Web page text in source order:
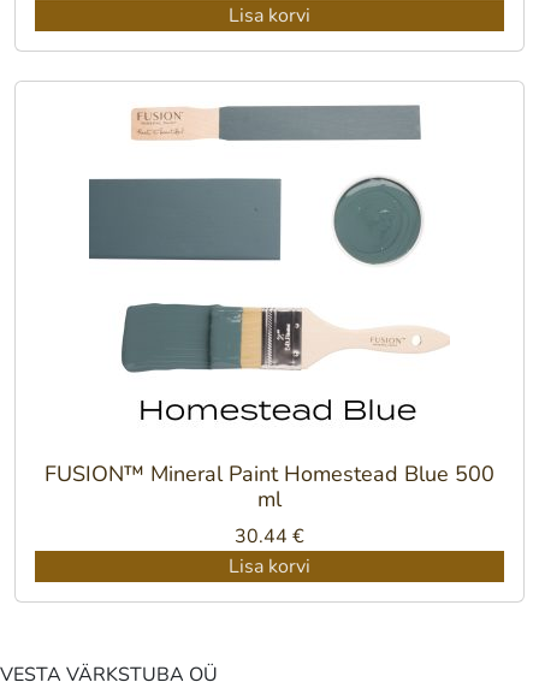
Lisa korvi
FUSION™ Mineral Paint Homestead Blue 500
ml
30.44 €
Lisa korvi
VESTA VÄRKSTUBA OÜ